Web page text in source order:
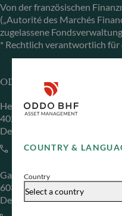
COUNTRY &
Country
Select a country
Von der französischen
(„Autorité des Marchés
zugelassene
* Rechtlich verantwortlich
ODDO BHF Asset
Herzogstraße 15
40217 Düsseldorf
Deutschland
+49 (0) 211 239 24 01
Gallusanlage 8
60329 Frankfurt am Main
Deutschland